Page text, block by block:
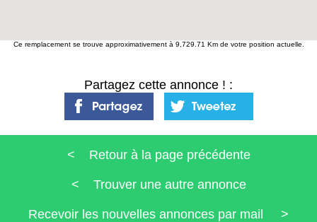
Ce remplacement se trouve approximativement à 9,729.71 Km de votre position actuelle.
Partagez cette annonce ! :
< Retour à la page précédente
< Trouver une autre annonce
Recevoir les nouvelles annonces par mail >